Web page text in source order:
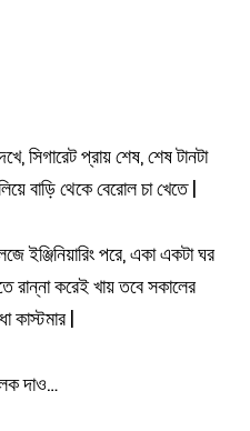
সিগারেট প্রায় শেষ, শেষ টানটা
বাড়ি থেকে বেরোল চা খেতে |
ইঞ্জিনিয়ারিং পরে, একা একটা ঘর
রান্না করেই খায় তবে সকালের
কাস্টমার |
দাও…